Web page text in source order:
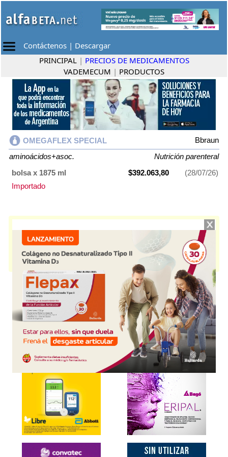
Contáctenos | Descargar
PRINCIPAL | PRECIOS DE MEDICAMENTOS
VADEMECUM | PRODUCTOS
OMEGAFLEX SPECIAL
Bbraun
aminoácidos+asoc.
Nutrición parenteral
bolsa x 1875 ml
$392.063,80
(28/07/26)
Importado
y se indica como
presentación disponible.
Producto importado.
Explorar más
Otros productos con
aminoácidos+asoc.
Otros productos deBbraun